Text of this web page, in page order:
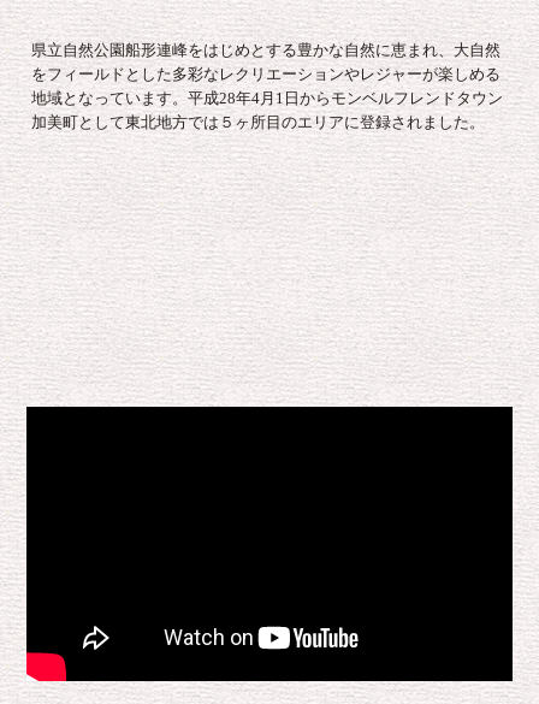
県立自然公園船形連峰をはじめとする豊かな自然に恵まれ、大自然
をフィールドとした多彩なレクリエーションやレジャーが楽しめる
地域となっています。平成28年4月1日からモンベルフレンドタウン
加美町として東北地方では５ヶ所目のエリアに登録されました。